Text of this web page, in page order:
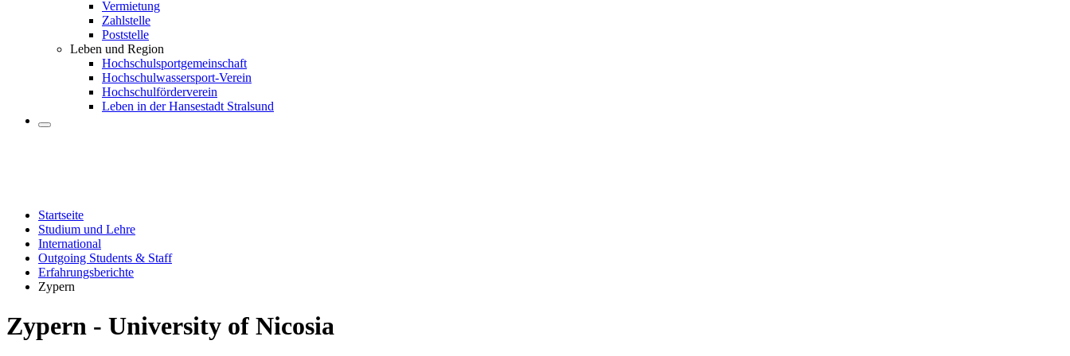
Vermietung
Zahlstelle
Poststelle
Leben und Region
Hochschulsportgemeinschaft
Hochschulwassersport-Verein
Hochschulförderverein
Leben in der Hansestadt Stralsund
Startseite
Studium und Lehre
International
Outgoing Students & Staff
Erfahrungsberichte
Zypern
Zy­pern - Uni­ver­si­ty of Ni­co­sia